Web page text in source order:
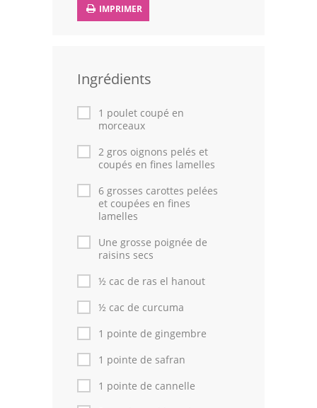
Leçons de cuisine
Chefs
Forum
Thèmes
Espace Personnel
IMPRIMER
Ingrédients
1 poulet coupé en
morceaux
2 gros oignons pelés et
coupés en fines lamelles
6 grosses carottes pelées
et coupées en fines
lamelles
Une grosse poignée de
raisins secs
½ cac de ras el hanout
½ cac de curcuma
1 pointe de gingembre
1 pointe de safran
1 pointe de cannelle